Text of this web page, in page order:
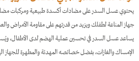
يحتوي عسل السدر على مضادات أكسدة طبيعية ومركبات مضادة
جهاز المناعة لطفلك ويزيد من قدرتهم على مقاومة الأمراض
يساعد عسل السدر في تحسين عملية الهضم لدى الأطفال،
الإمساك والغازات، بفضل خصائصه المهدئة والمطهرة للجهاز